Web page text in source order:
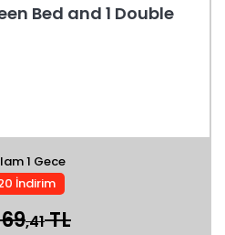
Bed and 1 Double
1 Gece
İndirim
,41TL